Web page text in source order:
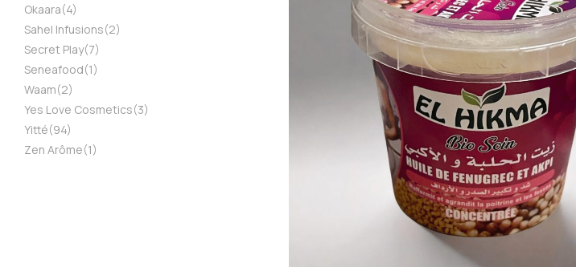
Okaara(4)
Sahel Infusions(2)
Secret Play(7)
Seneafood(1)
Waam(2)
Yes Love Cosmetics(3)
Yitté(94)
Zen Arôme(1)